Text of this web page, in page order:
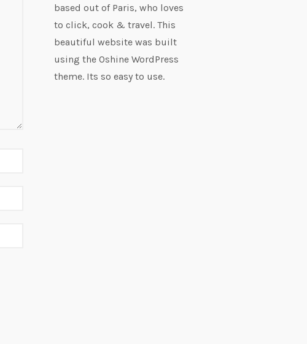
based out of Paris, who loves
to click, cook & travel. This
beautiful website was built
using the Oshine WordPress
theme. Its so easy to use.